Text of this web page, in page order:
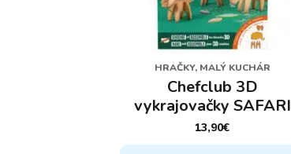
HRAČKY, MALÝ KUCHÁR
Chefclub 3D
vykrajovačky SAFARI
13,90€